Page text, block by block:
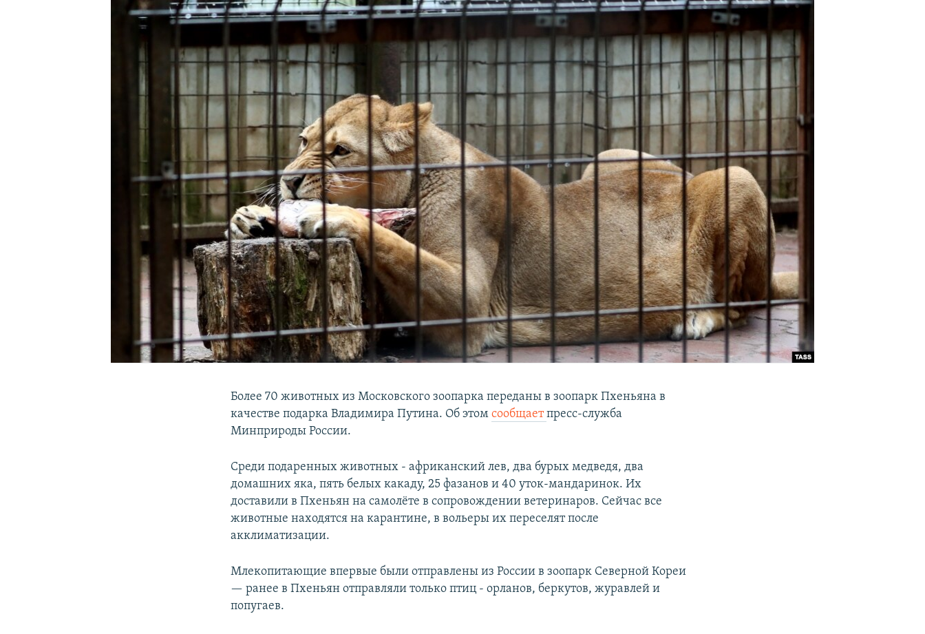
ПОДПИШИТЕСЬ НА РАССЫЛКУ
Более 70 животных из Московского зоопарка переданы в зоопарк Пхеньяна в
качестве подарка Владимира Путина. Об этомсообщаетпресс-служба
Минприроды России.
Среди подаренных животных - африканский лев, два бурых медведя, два
домашних яка, пять белых какаду, 25 фазанов и 40 уток-мандаринок. Их
доставили в Пхеньян на самолёте в сопровождении ветеринаров. Сейчас все
животные находятся на карантине, в вольеры их переселят после
акклиматизации.
Млекопитающие впервые были отправлены из России в зоопарк Северной Кореи
— ранее в Пхеньян отправляли только птиц - орланов, беркутов, журавлей и
попугаев.